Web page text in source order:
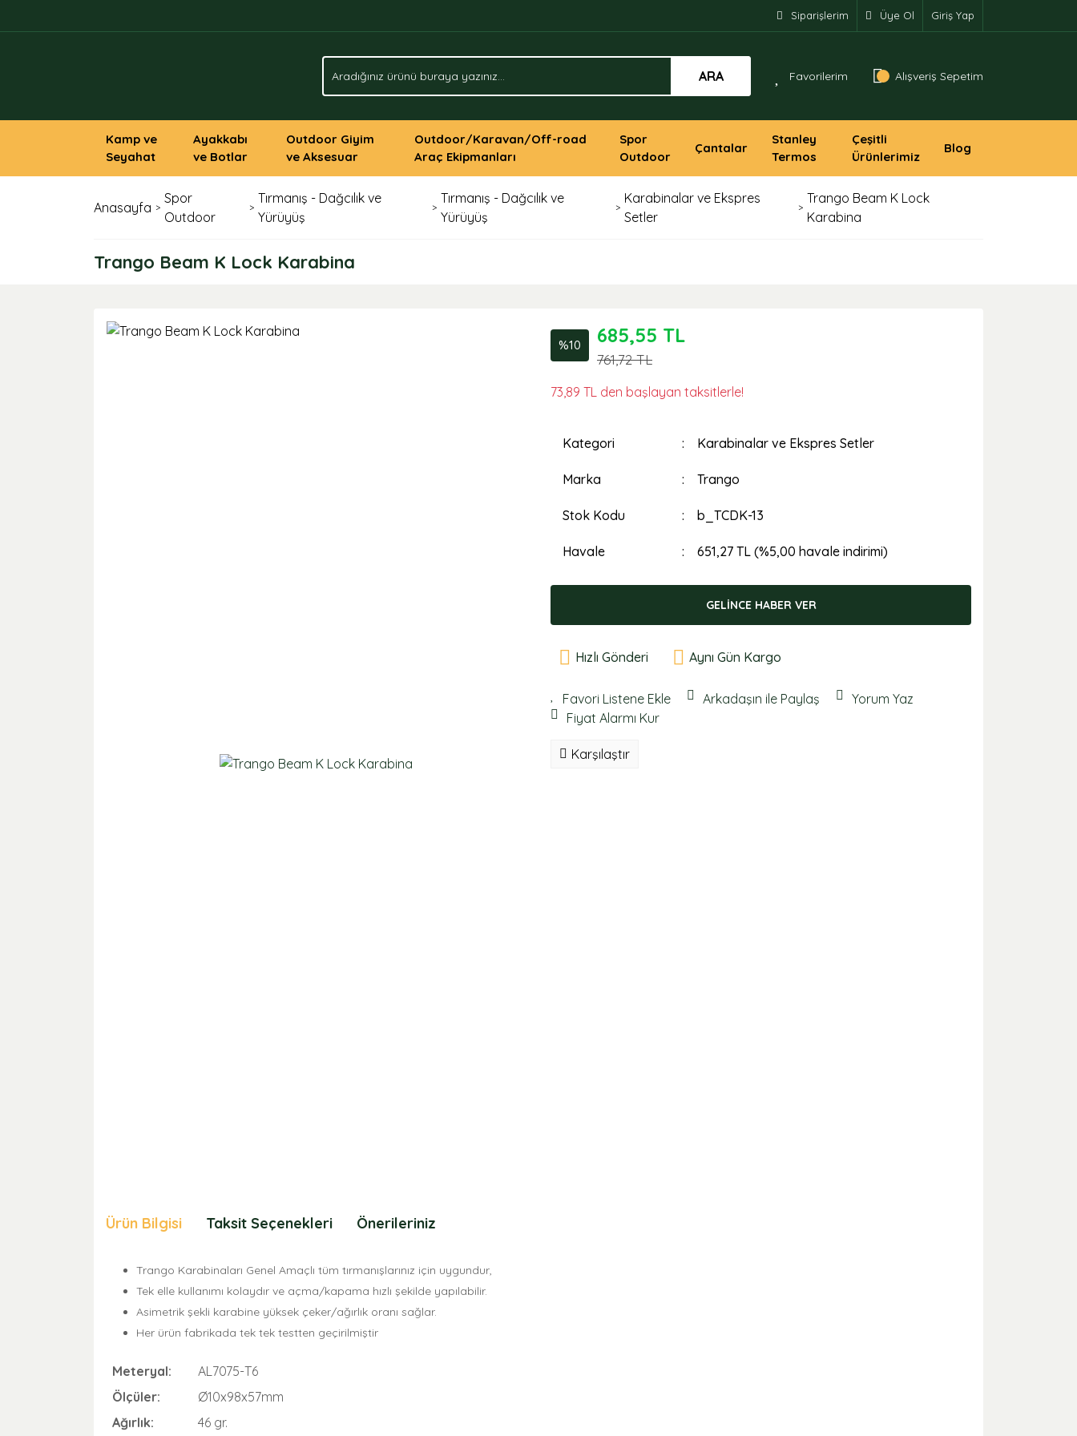
Siparişlerim Üye Ol Giriş Yap
ARA Favorilerim Alışveriş Sepetim
Kamp ve
Seyahat
Ayakkabı
ve Botlar
Outdoor Giyim
ve Aksesuar
Outdoor/Karavan/Off-road
Araç Ekipmanları
Spor
Outdoor
Çantalar
Stanley
Termos
Çeşitli
Ürünlerimiz
Blog
Anasayfa
Spor
Outdoor
Tırmanış - Dağcılık ve
Yürüyüş
Tırmanış - Dağcılık ve
Yürüyüş
Karabinalar ve Ekspres
Setler
Trango Beam K Lock
Karabina
Trango Beam K Lock Karabina
%10 685,55 TL
761,72 TL
73,89 TL den başlayan taksitlerle!
Kategori Karabinalar ve Ekspres Setler
Marka Trango
Stok Kodu b_TCDK-13
Havale 651,27 TL (%5,00 havale indirimi)
GELİNCE HABER VER
Hızlı Gönderi Aynı Gün Kargo
Arkadaşın ile Paylaş
Yorum Yaz
Fiyat Alarmı Kur
Karşılaştır
Ürün Bilgisi Taksit Seçenekleri Önerileriniz
Trango Karabinaları Genel Amaçlı tüm tırmanışlarınız için uygundur,
Tek elle kullanımı kolaydır ve açma/kapama hızlı şekilde yapılabilir.
Asimetrik şekli karabine yüksek çeker/ağırlık oranı sağlar.
Her ürün fabrikada tek tek testten geçirilmiştir
Meteryal:
AL7075-T6
Ölçüler:
Ø10x98x57mm
Ağırlık:
46 gr.